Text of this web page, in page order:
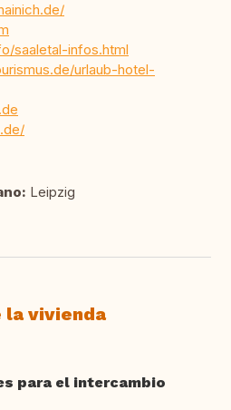
saaletal-infos.html
urlaub-hotel-
Leipzig
la vivienda
para el intercambio